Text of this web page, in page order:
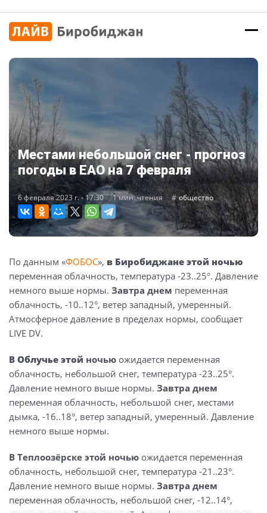
Местами небольшой снег - прогноз
погоды в ЕАО на 7 февраля
6 февраля 2023 г. - 17:30 1 мин. чтения общество
По данным «ФОБОС», в Биробиджане этой ночью
переменная облачность, температура -23..25°. Давление
немного выше нормы. Завтра днем переменная
облачность, -10..12°, ветер западный, умеренный.
Атмосферное давление в пределах нормы, сообщает
LIVE DV.
В Облучье этой ночью ожидается переменная
облачность, небольшой снег, температура -23..25°.
Давление немного выше нормы. Завтра днем
переменная облачность, небольшой снег, местами
дымка, -16..18°, ветер западный, умеренный. Давление
немного выше нормы.
В Теплоозёрске этой ночью ожидается переменная
облачность, небольшой снег, температура -21..23°.
Давление немного выше нормы. Завтра днем
переменная облачность, небольшой снег, -12..14°,